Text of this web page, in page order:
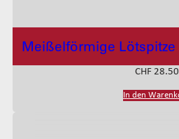
Meißelförmige Lötspitze
CHF28.50
In den